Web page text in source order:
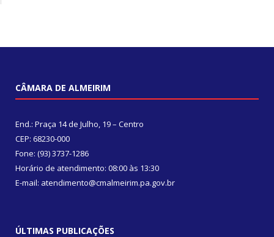
CÂMARA DE ALMEIRIM
End.: Praça 14 de Julho, 19 – Centro
CEP: 68230-000
Fone: (93) 3737-1286
Horário de atendimento: 08:00 às 13:30
E-mail: atendimento@cmalmeirim.pa.gov.br
ÚLTIMAS PUBLICAÇÕES